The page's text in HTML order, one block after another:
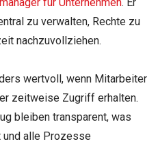
für Unternehmen. Er
zu verwalten, Rechte zu
nachzuvollziehen.
wertvoll, wenn Mitarbeiter
zeitweise Zugriff erhalten.
bleiben transparent, was
und alle Prozesse